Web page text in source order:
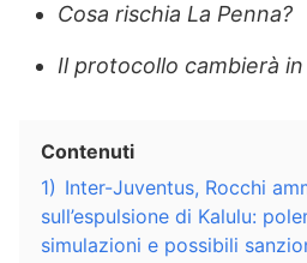
Cosa rischia La Penna?
Il protocollo cambierà in
Contenuti
1) Inter-Juventus, Rocchi
sull’espulsione di Kalulu:
simulazioni e possibili